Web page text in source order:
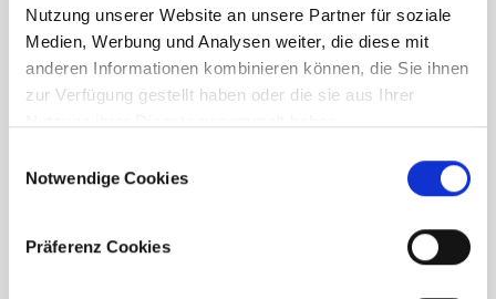
Nutzung unserer Website an unsere Partner für soziale
Medien, Werbung und Analysen weiter, die diese mit
anderen Informationen kombinieren können, die Sie ihnen
zur Verfügung gestellt haben oder die sie aus Ihrer
Selection
Notwendige Cookies
Präferenz Cookies